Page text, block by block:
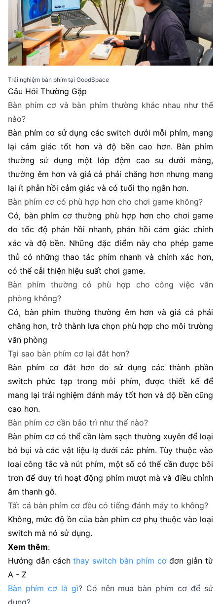
Trải nghiệm bàn phím tại GoodSpace
Câu Hỏi Thường Gặp
Bàn phím cơ và bàn phím thường khác nhau như thế
nào?
Bàn phím cơ sử dụng các switch dưới mỗi phím, mang
lại cảm giác tốt hơn và độ bền cao hơn. Bàn phím
thường sử dụng một lớp đệm cao su dưới màng,
thường êm hơn và giá cả phải chăng hơn nhưng mang
lại ít phản hồi cảm giác và có tuổi thọ ngắn hơn.
Bàn phím cơ có phù hợp hơn cho chơi game không?
Có, bàn phím cơ thường phù hợp hơn cho chơi game
do tốc độ phản hồi nhanh, phản hồi cảm giác chính
xác và độ bền. Những đặc điểm này cho phép game
thủ có những thao tác phím nhanh và chính xác hơn,
có thể cải thiện hiệu suất chơi game.
Bàn phím thường có phù hợp cho công việc văn
phòng không?
Có, bàn phím thường thường êm hơn và giá cả phải
chăng hơn, trở thành lựa chọn phù hợp cho môi trường
văn phòng
Tại sao bàn phím cơ lại đắt hơn?
Bàn phím cơ đắt hơn do sử dụng các thành phần
switch phức tạp trong mỗi phím, được thiết kế để
mang lại trải nghiệm đánh máy tốt hơn và độ bền cũng
cao hơn.
Bàn phím cơ cần bảo trì như thế nào?
Bàn phím cơ có thể cần làm sạch thường xuyên để loại
bỏ bụi và các vật liệu lạ dưới các phím. Tùy thuộc vào
loại công tắc và nút phím, một số có thể cần được bôi
trơn để duy trì hoạt động phím mượt mà và điều chỉnh
âm thanh gõ.
Tất cả bàn phím cơ đều có tiếng đánh máy to không?
Không, mức độ ồn của bàn phím cơ phụ thuộc vào loại
switch mà nó sử dụng.
Xem thêm:
Hướng dẫn cáchthay switch bàn phím cơđơn giản từ
A - Z
Bàn phím cơ là gì? Có nên mua bàn phím cơ để sử
dụng?